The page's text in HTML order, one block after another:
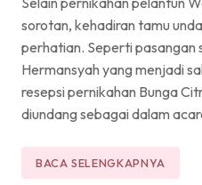
sorotan, kehadiran tamu
perhatian. Seperti pasangan
Hermansyah yang menjadi
resepsi pernikahan Bunga
diundang sebagai dalam
BACA SELENGKAPNYA